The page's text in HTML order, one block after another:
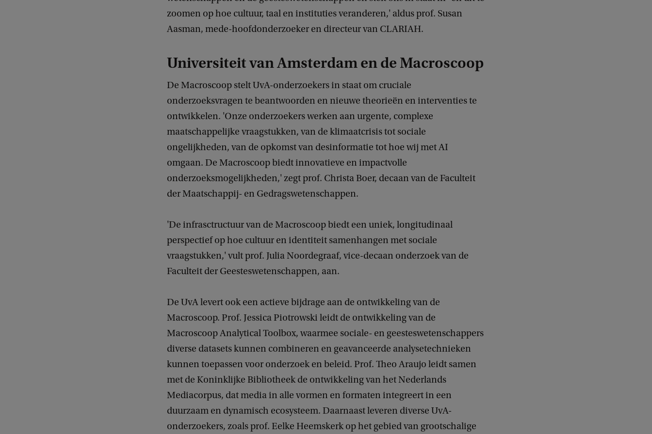
zoomen op hoe cultuur, taal en instituties veranderen,' aldus prof. Susan
Aasman, mede-hoofdonderzoeker en directeur van CLARIAH.
Universiteit van Amsterdam en de Macroscoop
De Macroscoop stelt UvA-onderzoekers in staat om cruciale
onderzoeksvragen te beantwoorden en nieuwe theorieën en interventies te
ontwikkelen. 'Onze onderzoekers werken aan urgente, complexe
maatschappelijke vraagstukken, van de klimaatcrisis tot sociale
ongelijkheden, van de opkomst van desinformatie tot hoe wij met AI
omgaan. De Macroscoop biedt innovatieve en impactvolle
onderzoeksmogelijkheden,' zegt prof. Christa Boer, decaan van de Faculteit
der Maatschappij- en Gedragswetenschappen.
'De infrasctructuur van de Macroscoop biedt een uniek, longitudinaal
perspectief op hoe cultuur en identiteit samenhangen met sociale
vraagstukken,' vult prof. Julia Noordegraaf, vice-decaan onderzoek van de
Faculteit der Geesteswetenschappen, aan.
De UvA levert ook een actieve bijdrage aan de ontwikkeling van de
Macroscoop. Prof. Jessica Piotrowski leidt de ontwikkeling van de
Macroscoop Analytical Toolbox, waarmee sociale- en geesteswetenschappers
diverse datasets kunnen combineren en geavanceerde analysetechnieken
kunnen toepassen voor onderzoek en beleid. Prof. Theo Araujo leidt samen
met de Koninklijke Bibliotheek de ontwikkeling van het Nederlands
Mediacorpus, dat media in alle vormen en formaten integreert in een
duurzaam en dynamisch ecosysteem. Daarnaast leveren diverse UvA-
onderzoekers, zoals prof. Eelke Heemskerk op het gebied van grootschalige